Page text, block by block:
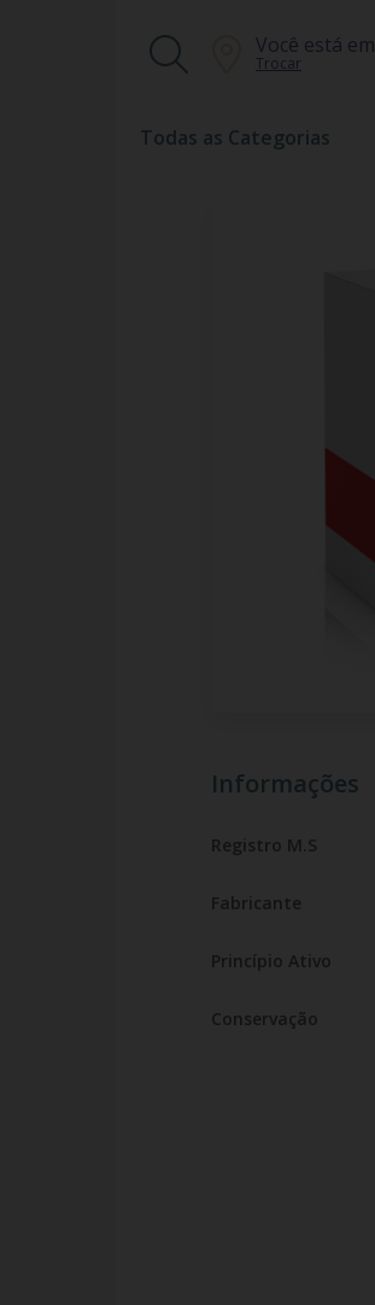
Você está em
Trocar
Todas as Categorias
Informações
Registro M.S
Fabricante
Princípio Ativo
Conservação